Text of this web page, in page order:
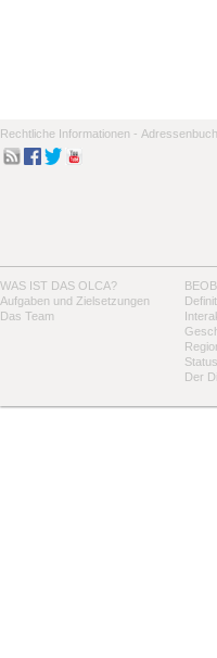
Rechtliche Informationen -
WAS IST DAS OLCA?
Aufgaben und Zielsetzungen
Das Team
Der